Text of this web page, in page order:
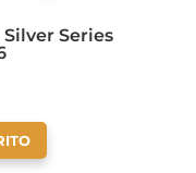
Series